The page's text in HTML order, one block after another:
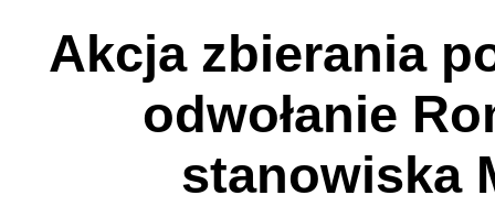
Akcja zbierania
odwołanie
stanowiska